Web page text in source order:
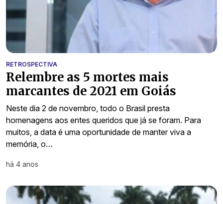
RETROSPECTIVA
Relembre as 5 mortes mais
marcantes de 2021 em Goiás
Neste dia 2 de novembro, todo o Brasil presta
homenagens aos entes queridos que já se foram. Para
muitos, a data é uma oportunidade de manter viva a
memória, o…
há 4 anos